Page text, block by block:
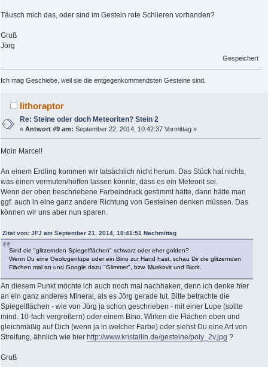
Täusch mich das, oder sind im Gestein rote Schlieren vorhanden?
Gruß
Jörg
Gespeichert
Ich mag Geschiebe, weil sie die entgegenkommendsten Gesteine sind.
lithoraptor
Re: Steine oder doch Meteoriten? Stein 2
«Antwort #9 am: September 22, 2014, 10:42:37 Vormittag »
Moin Marcel!
An einem Erdling kommen wir tatsächlich nicht herum. Das Stück hat nichts,
was einen vermuten/hoffen lassen könnte, dass es ein Meteorit sei.
Wenn der oben beschriebene Farbeindruck gestimmt hätte, dann hätte man
ggf. auch in eine ganz andere Richtung von Gesteinen denken müssen. Das
können wir uns aber nun sparen.
Zitat von: JFJ am September 21, 2014, 18:41:51 Nachmittag
Sind die "glitzernden Spiegelflächen" schwarz oder eher golden?
Wenn Du eine Geologenlupe oder ein Bino zur Hand hast, schau Dir die glitzernden
Flächen mal an und Google dazu "Glimmer", bzw. Muskovit und Biotit.
An diesem Punkt möchte ich auch noch mal nachhaken, denn ich denke hier
an ein ganz anderes Mineral, als es Jörg gerade tut. Bitte betrachte die
Spiegelflächen - wie von Jörg ja schon geschrieben - mit einer Lupe (sollte
mind. 10-fach vergrößern) oder einem Bino. Wirken die Flächen eben und
gleichmäßig auf Dich (wenn ja in welcher Farbe) oder siehst Du eine Art von
Streifung, ähnlich wie hier http://www.kristallin.de/gesteine/poly_2v.jpg ?
Gruß